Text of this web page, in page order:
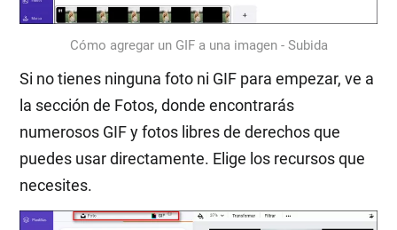
Cómo agregar un GIF a una imagen - Subida
Si no tienes ninguna foto ni GIF para empezar, ve a
la sección de Fotos, donde encontrarás
numerosos GIF y fotos libres de derechos que
puedes usar directamente. Elige los recursos que
necesites.